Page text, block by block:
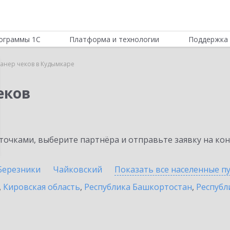
1С Платформа и технологии Поддержка
чеков в Кудымкаре
выберите партнёра и отправьте заявку на
Чайковский Показать все населенные
, Кировская область, Республика Башкортостан,